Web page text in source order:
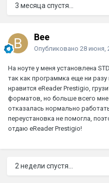
3 месяца спустя...
Bee
Опубликовано 28 июня,
На ноуте у меня установлена
так как программка еще ни
нравится eReader Prestigio,
форматов, но больше всего мне
отказалась нормально
переустановка не помогла,
отдаю eReader Prestigio!
2 недели спустя...